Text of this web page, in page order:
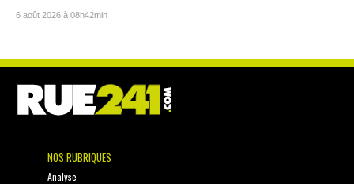
6 août 2026 à 08h42min
NOS RUBRIQUES
Analyse